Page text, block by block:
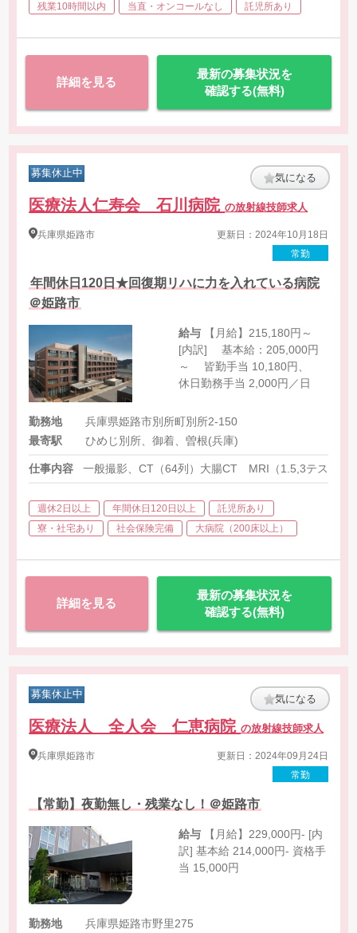
残業10時間以内 当直・オンコールなし 託児所あり
詳細を見る
最新の募集状況を
確認する(無料)
募集休止中 気になる
医療法人仁寿会 石川病院の放射線技師求人
兵庫県姫路市
更新日：2024年10月18日
常勤
年間休日120日★回復期リハに力を入れている病院
＠姫路市
給与
[内訳] 基本給：205,000円
～ 皆勤手当 10,180円、
休日勤務手当 2,000円／日
勤務地
兵庫県姫路市別所町別所2-150
最寄駅
ひめじ別所、御着、曽根(兵庫)
仕事内容 一般撮影、CT（64列）大腸CT MRI（1.5,3テスラ）
週休2日以上 年間休日120日以上
託児所あり
寮・社宅あり
社会保険完備 大病院（200床以上）
詳細を見る
最新の募集状況を
確認する(無料)
募集休止中 気になる
医療法人 全人会 仁恵病院の放射線技師求人
兵庫県姫路市
更新日：2024年09月24日
常勤
【常勤】夜勤無し・残業なし！＠姫路市
給与
訳] 基本給 214,000円- 資格手
当 15,000円
勤務地 兵庫県姫路市野里275